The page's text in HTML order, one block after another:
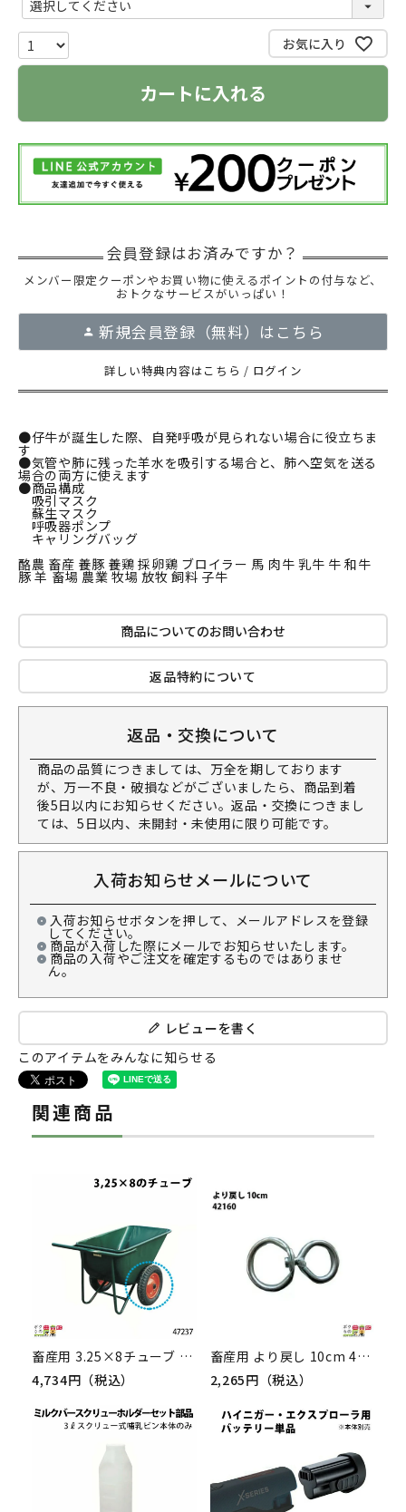
)
お気に入り
カートに入れる
メンバー限定クーポンやお買い物に使えるポイントの付与など、
おトクなサービスがいっぱい！
新規会員登録（無料）はこちら
詳しい特典内容はこちら / ログイン
●仔牛が誕生した際、自発呼吸が見られない場合に役立ちま
す
●気管や肺に残った羊水を吸引する場合と、肺へ空気を送る
場合の両方に使えます
●商品構成
吸引マスク
蘇生マスク
呼吸器ポンプ
キャリングバッグ
酪農 畜産 養豚 養鶏 採卵鶏 ブロイラー 馬 肉牛 乳牛 牛 和牛
豚 羊 畜場 農業 牧場 放牧 飼料 子牛
商品についてのお問い合わせ
返品特約について
返品・交換について
商品の品質につきましては、万全を期しております
が、万一不良・破損などがございましたら、商品到着
後5日以内にお知らせください。返品・交換につきまし
ては、5日以内、未開封・未使用に限り可能です。
入荷お知らせメールについて
入荷お知らせボタンを押して、メールアドレスを登録
してください。
商品が入荷した際にメールでお知らせいたします。
商品の入荷やご注文を確定するものではありませ
ん。
レビューを書く
このアイテムをみんなに知らせる
関連商品
畜産用 3.25×8チューブ 47237 Aタイプ(規格3.25×8) 運搬車 飼料運搬車 畜産 酪農 牧畜 産業動物 家畜 畜産用品
4,734円（税込）
畜産用 より戻し 10cm 42160 畜産 酪農 牧畜 産業動物 牛 豚 養豚 家畜 畜産用品 酪農用品 業務用 農業 農作業
2,265円（税込）